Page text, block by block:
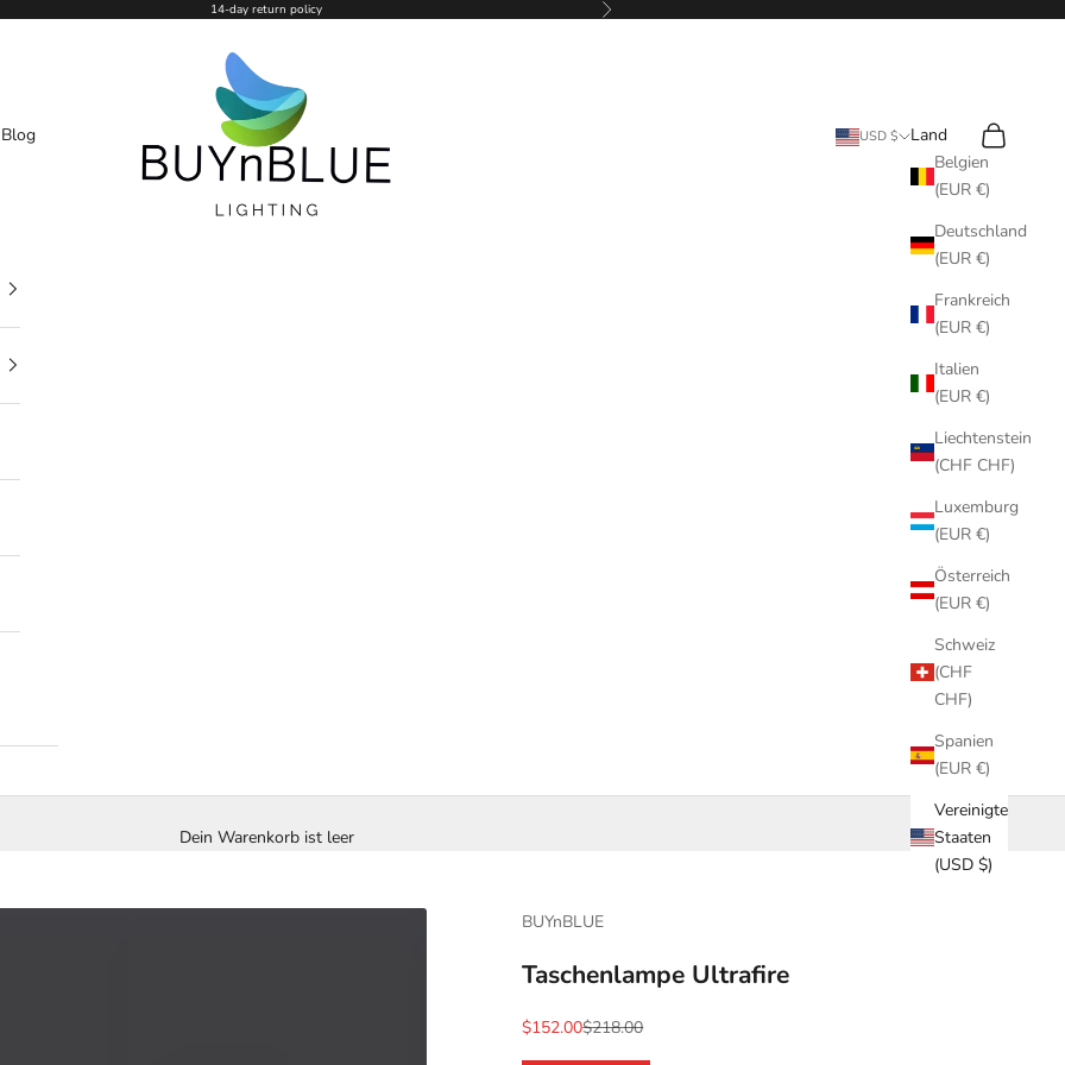
14-day return policy Vor
Blog USD $
Land
Belgien
(EUR €)
Deutschland
(EUR €)
Frankreich
(EUR €)
Italien
(EUR €)
Liechtenstein
(CHF CHF)
Luxemburg
(EUR €)
Österreich
(EUR €)
Schweiz
(CHF
CHF)
Spanien
(EUR €)
Vereinigte
Staaten
(USD $)
SuchenWarenkorb
Dein Warenkorb ist leer
BUYnBLUE
Taschenlampe Ultrafire
Angebot
$152.00Regulärer Preis
$218.00